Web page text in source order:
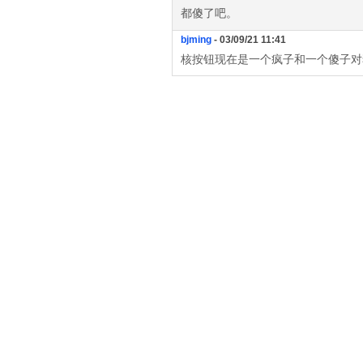
都傻了吧。
bjming - 03/09/21 11:41
核按钮现在是一个疯子和一个傻子